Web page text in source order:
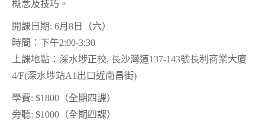
概念及技巧。
開課日期: 6月8日（六）
時間：下午2:00-3:30
上課地點：深水埗正校, 長沙灣道137-143號長利商業大廈
4/F(深水埗站A1出口近南昌街)
學費: $1800（全期四課）
旁聽: $1000（全期四課）